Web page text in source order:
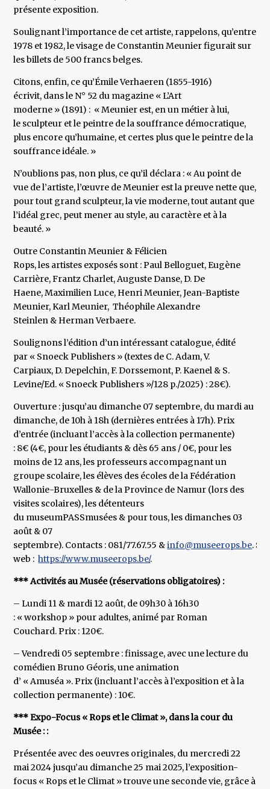
présente exposition.
Soulignant l’importance de cet artiste, rappelons, qu’entre
1978 et 1982, le visage de Constantin Meunier figurait sur
les billets de 500 francs belges.
Citons, enfin, ce qu’Émile Verhaeren (1855-1916)
écrivit, dans le N° 52 du magazine « L’Art
moderne » (1891) : « Meunier est, en un métier à lui,
le sculpteur et le peintre de la souffrance démocratique,
plus encore qu’humaine, et certes plus que le peintre de la
souffrance idéale. »
N’oublions pas, non plus, ce qu’il déclara : « Au point de
vue de l’artiste, l’œuvre de Meunier est la preuve nette que,
pour tout grand sculpteur, la vie moderne, tout autant que
l’idéal grec, peut mener au style, au caractère et à la
beauté. »
Outre Constantin Meunier & Félicien
Rops, les artistes exposés sont : Paul Belloguet, Eugène
Carrière, Frantz Charlet, Auguste Danse, D. De
Haene, Maximilien Luce, Henri Meunier, Jean-Baptiste
Meunier, Karl Meunier, Théophile Alexandre
Steinlen & Herman Verbaere.
Soulignons l’édition d’un intéressant catalogue, édité
par « Snoeck Publishers » (textes de C. Adam, V.
Carpiaux, D. Depelchin, F. Dorssemont, P. Kaenel & S.
Levine/Ed. « Snoeck Publishers »/128 p./2025) : 28€).
Ouverture : jusqu’au dimanche 07 septembre, du mardi au
dimanche, de 10h à 18h (dernières entrées à 17h). Prix
d’entrée (incluant l’accès à la collection permanente)
: 8€ (4€, pour les étudiants & dès 65 ans / 0€, pour les
moins de 12 ans, les professeurs accompagnant un
groupe scolaire, les élèves des écoles de la Fédération
Wallonie-Bruxelles & de la Province de Namur (lors des
visites scolaires), les détenteurs
du museumPASSmusées & pour tous, les dimanches 03
août & 07
septembre). Contacts : 081/77.67.55 &info@museerops.be.
web :https://www.museerops.be/.
*** Activités au Musée (réservations obligatoires) :
– Lundi 11 & mardi 12 août, de 09h30 à 16h30
: « workshop » pour adultes, animé par Roman
Couchard. Prix : 120€.
– Vendredi 05 septembre : finissage, avec une lecture du
comédien Bruno Géoris, une animation
d’ « Amuséa ». Prix (incluant l’accès à l’exposition et à la
collection permanente) : 10€.
*** Expo-Focus « Rops et le Climat », dans la cour du
Musée : :
Présentée avec des oeuvres originales, du mercredi 22
mai 2024 jusqu’au dimanche 25 mai 2025, l’exposition-
focus « Rops et le Climat » trouve une seconde vie, grâce à